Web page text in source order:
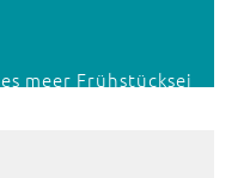
meer Frühstücksei